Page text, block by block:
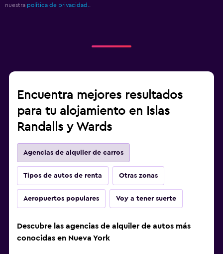
nuestra política de privacidad..
Encuentra mejores resultados
para tu alojamiento en Islas
Randalls y Wards
Agencias de alquiler de carros
Tipos de autos de renta Otras zonas
Aeropuertos populares Voy a tener suerte
Descubre las agencias de alquiler de autos más
conocidas en Nueva York